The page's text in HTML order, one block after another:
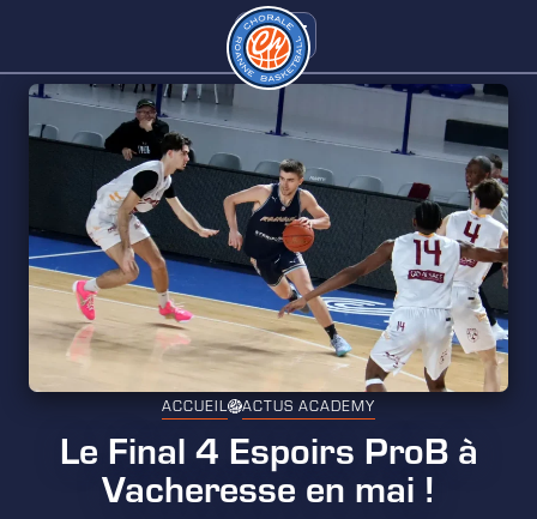
ACCUEIL ACTUS ACADEMY
Le Final 4 Espoirs ProB à
Vacheresse en mai !